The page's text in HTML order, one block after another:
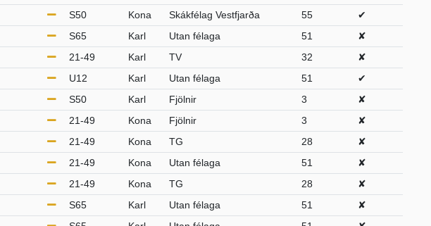
S50 Kona Skákfélag Vestfjarða 55
✔
S65 Karl Utan félaga 51
✘
21-49 Karl TV 32
✘
U12 Karl Utan félaga 51
✔
S50 Karl Fjölnir 3
✘
21-49 Kona Fjölnir 3
✘
21-49 Kona TG 28
✘
21-49 Kona Utan félaga 51
✘
21-49 Kona TG 28
✘
S65 Karl Utan félaga 51
✘